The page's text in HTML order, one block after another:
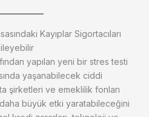
Kayıplar Sigortacıları
yapılan yeni bir stres testi
yaşanabilecek ciddi
şirketleri ve emeklilik fonları
büyük etki yaratabileceğini